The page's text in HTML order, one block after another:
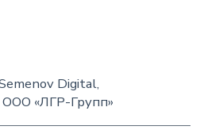
Digital,
«ЛГР-Групп»